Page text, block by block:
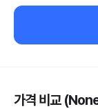
가격 비교